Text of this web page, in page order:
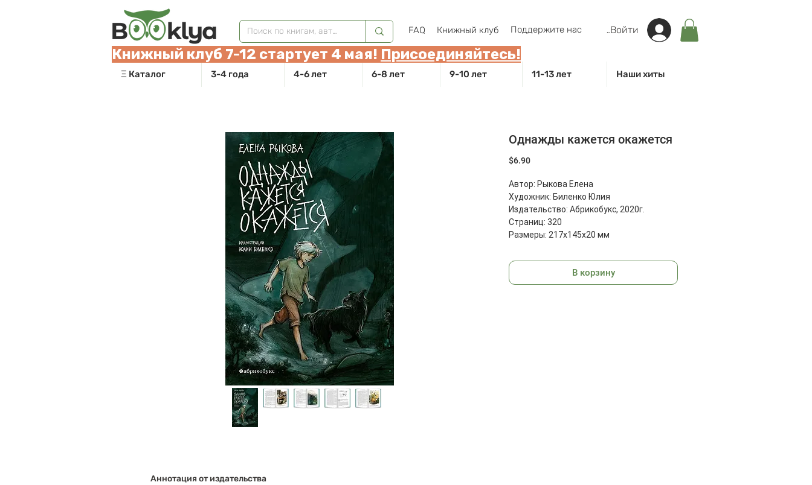
FAQ Книжный клуб Поддержите нас Войти
Ξ Каталог 3-4 года 4-6 лет 6-8 лет 9-10 лет 11-13 лет Наши хиты
Книжный клуб 7-12 стартует 4 мая! Присоединяйтесь!
Однажды кажется окажется
$6.90Цена
Автор: Рыкова Елена
Художник: Биленко Юлия
Издательство: Абрикобукс, 2020г.
Страниц: 320
Размеры: 217х145х20 мм
В корзину
Аннотация от издательства